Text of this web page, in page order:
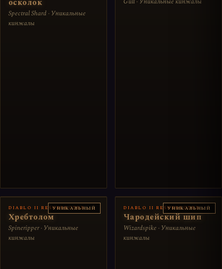
осколок
Spectral Shard · Уникальные
кинжалы
УНИКАЛЬНЫЙ
DIABLO II RESURRECTED
Хребтолом
Spineripper · Уникальные
кинжалы
УНИКАЛЬНЫЙ
DIABLO II RESURRECTED
Чародейский шип
Wizardspike · Уникальные
кинжалы